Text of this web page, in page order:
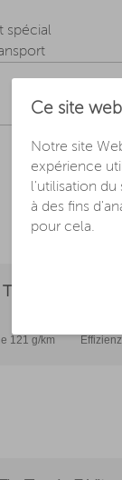
spécial
Tronic 7
121 g/km
Ce site
Notre site
expérience
l'utilisation du
à des fins
pour cela.